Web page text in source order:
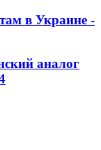
в Украине -
аналог